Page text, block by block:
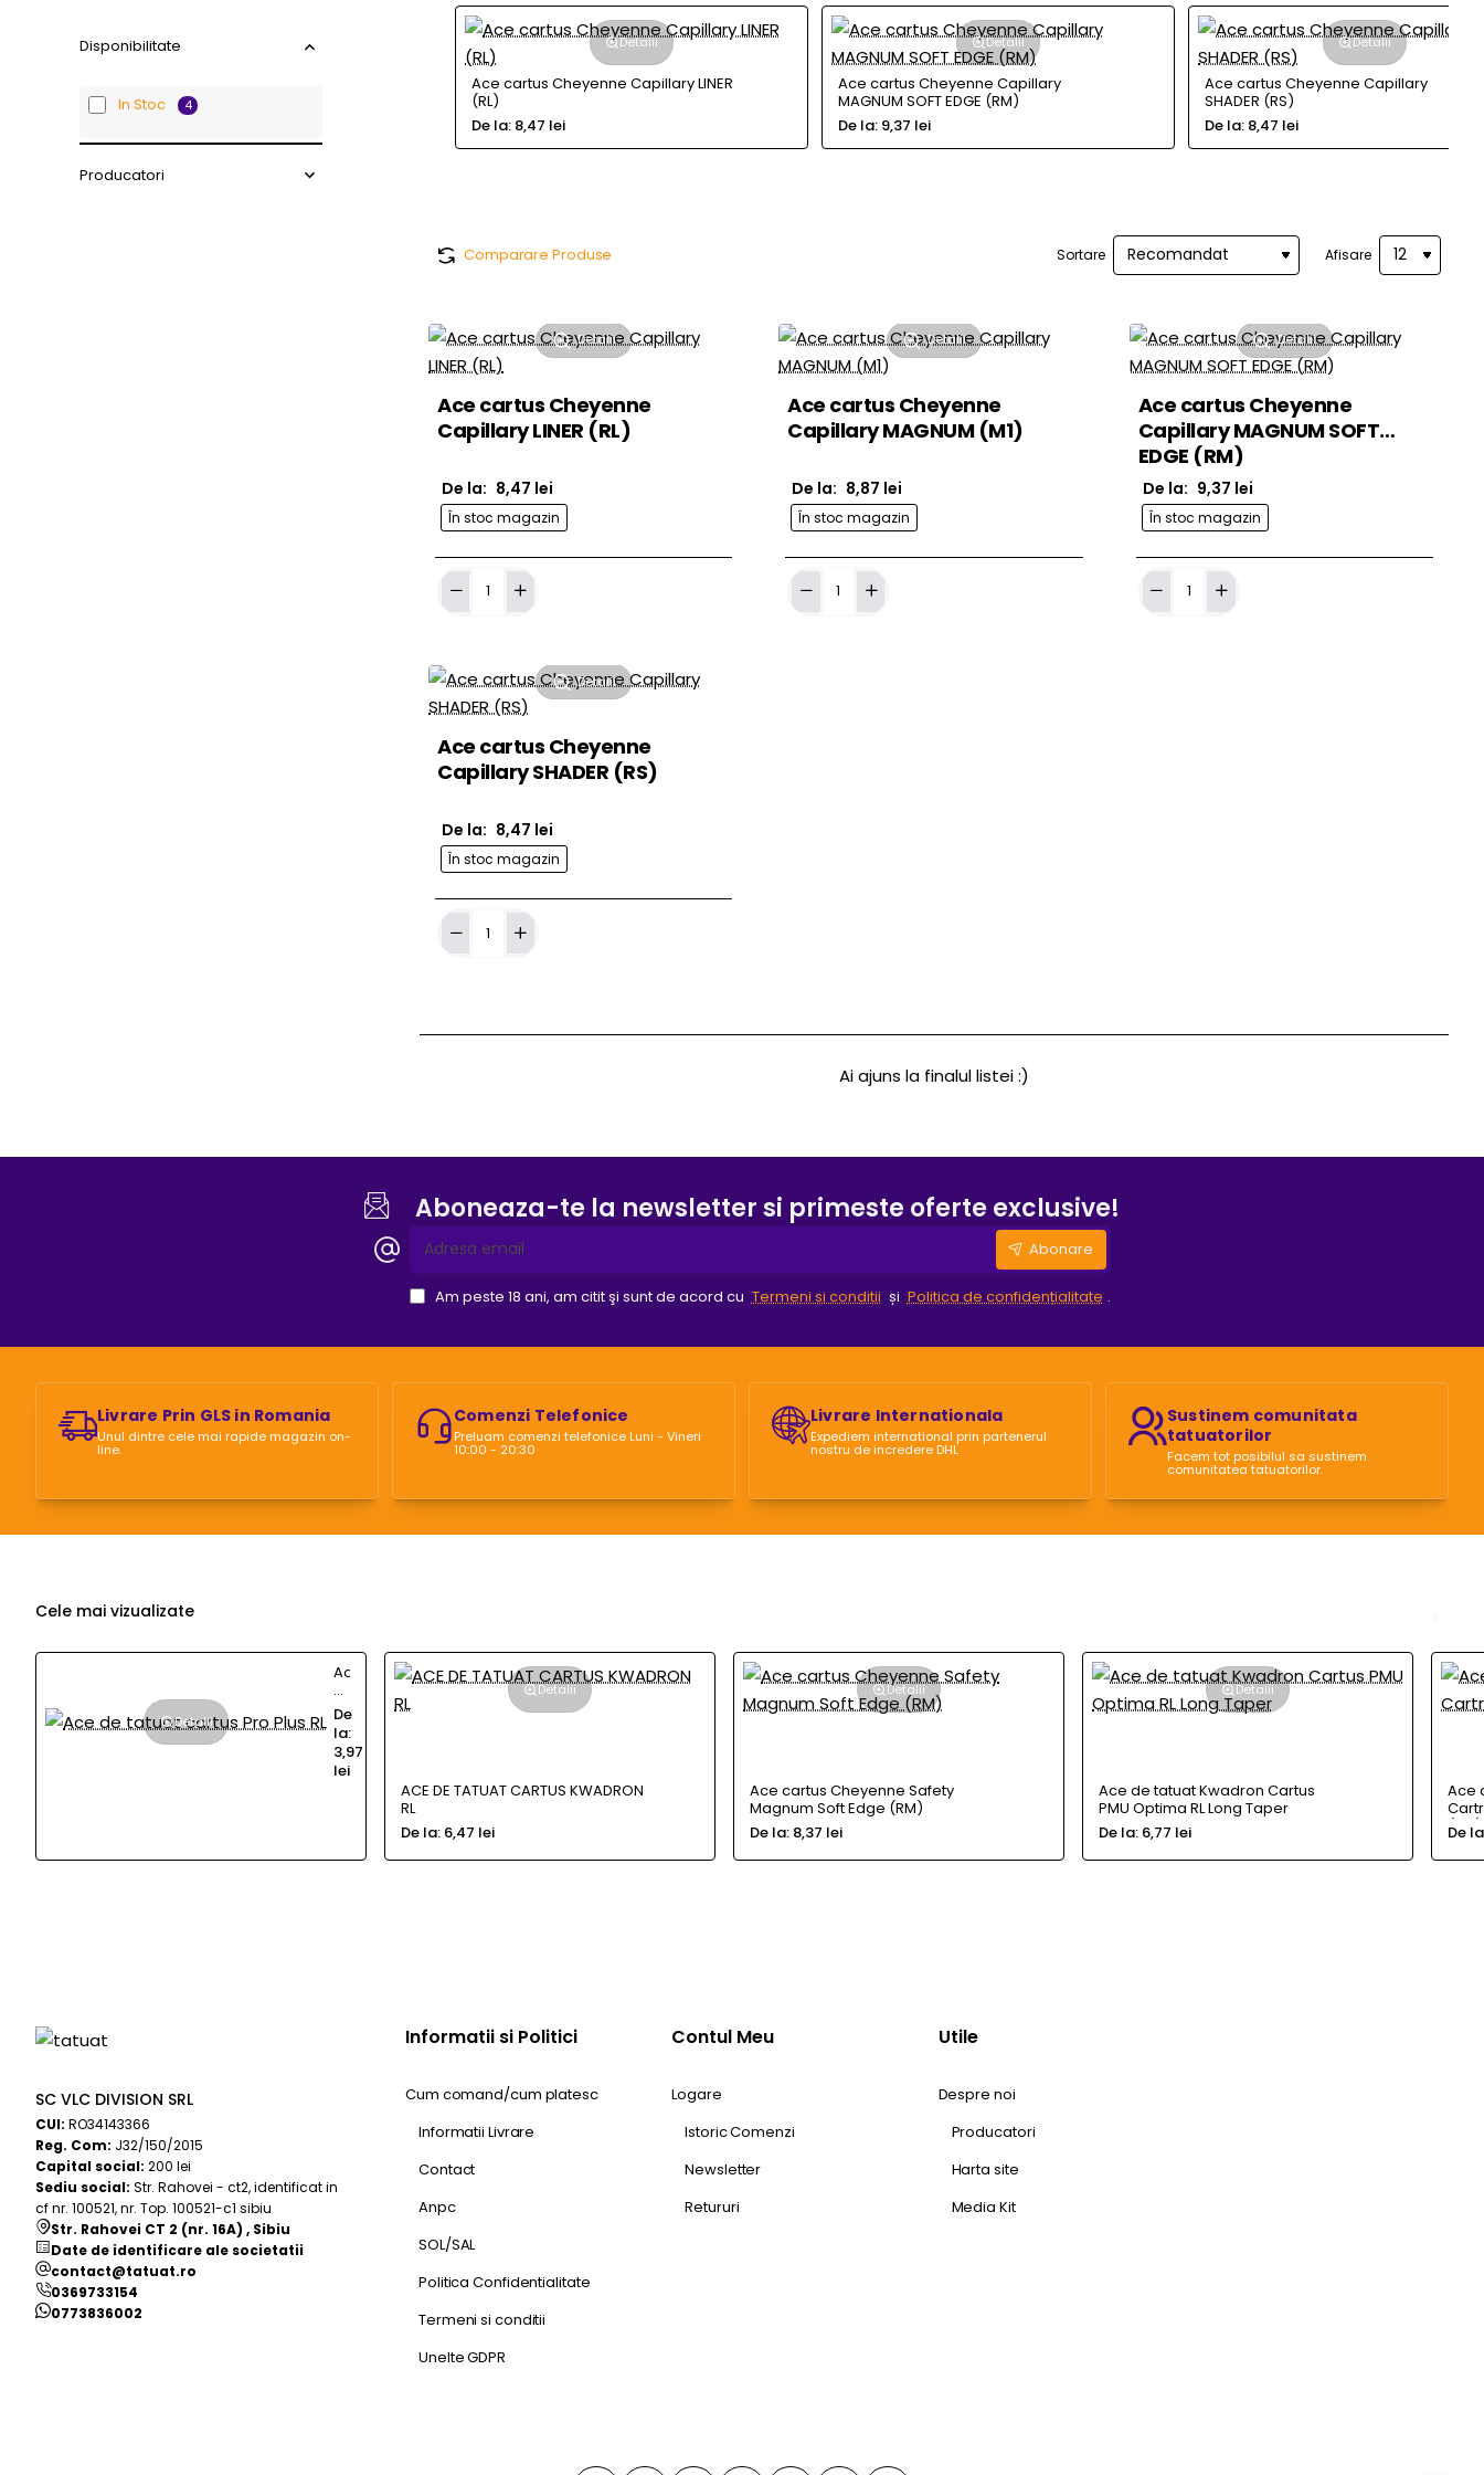
Disponibilitate
In Stoc 4
Producatori
Detalii
Ace cartus Cheyenne Capillary LINER
(RL)
De la: 8,47 lei
Detalii
Ace cartus Cheyenne Capillary
MAGNUM SOFT EDGE (RM)
De la: 9,37 lei
Detalii
Ace cartus Cheyenne Capillary
SHADER (RS)
De la: 8,47 lei
Comparare Produse Sortare Afisare
Detalii
Ace cartus Cheyenne
Capillary LINER (RL)
În stoc magazin
De la: 8,47 lei
Ace
cartus
LINER
(RL)
Detalii
Ace cartus Cheyenne
Capillary MAGNUM (M1)
În stoc magazin
De la: 8,87 lei
Ace
cartus
Detalii
Ace cartus Cheyenne
Capillary MAGNUM SOFT
EDGE (RM)
În stoc magazin
De la: 9,37 lei
Ace
cartus
Detalii
Ace cartus Cheyenne
Capillary SHADER (RS)
În stoc magazin
De la: 8,47 lei
Ace
cartus
Ai ajuns la finalul listei :)
Aboneaza-te la newsletter si primeste oferte exclusive!
Adresa
email
Abonare
Am peste 18 ani, am citit şi sunt de acord cu Termeni si conditii și Politica de confidențialitate .
Livrare Prin GLS in Romania
Unul dintre cele mai rapide magazin on-
line.
Comenzi Telefonice
Preluam comenzi telefonice Luni - Vineri
10:00 - 20:30
Livrare Internationala
Expediem international prin partenerul
nostru de incredere DHL
Sustinem comunitata
tatuatorilor
Facem tot posibilul sa sustinem
comunitatea tatuatorilor.
Cele mai vizualizate
Detalii
Ace
de
tatuat
cartus
Pro
Plus
RL
De
la:
3,97
lei
Detalii
ACE DE TATUAT CARTUS KWADRON
RL
De la: 6,47 lei
Detalii
Ace cartus Cheyenne Safety
Magnum Soft Edge (RM)
De la: 8,37 lei
Detalii
Ace de tatuat Kwadron Cartus
PMU Optima RL Long Taper
De la: 6,77 lei
Ace
(RM)
De
SC VLC DIVISION SRL
CUI: RO34143366
Reg. Com: J32/150/2015
Capital social: 200 lei
Sediu social: Str. Rahovei - ct2, identificat in
cf nr. 100521, nr. Top. 100521-c1 sibiu
Str. Rahovei CT 2 (nr. 16A) , Sibiu
Date de identificare ale societatii
contact@tatuat.ro
0369733154
0773836002
Informatii si Politici
Cum comand/cum platesc
Informatii Livrare
Contact
Anpc
SOL/SAL
Politica Confidentialitate
Termeni si conditii
Unelte GDPR
Contul Meu
Logare
Istoric Comenzi
Newsletter
Retururi
Utile
Despre noi
Producatori
Harta site
Media Kit